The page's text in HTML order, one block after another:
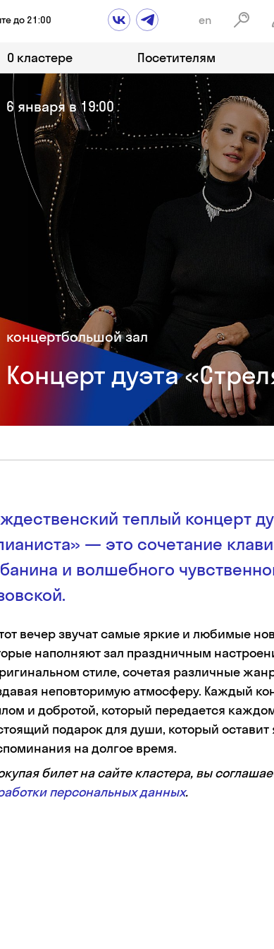
до 21:00 en
О кластере Посетителям
6 января в 19:00
концертбольшой зал
Концерт дуэта
теплый концерт
— это сочетание
и волшебного
вечер звучат самые яркие и любимые
наполняют зал праздничным
стиле, сочетая различные
неповторимую атмосферу. Каждый
и добротой, который передается
подарок для души, который оставит
на долгое время.
билет на сайте кластера, вы
персональных данных.